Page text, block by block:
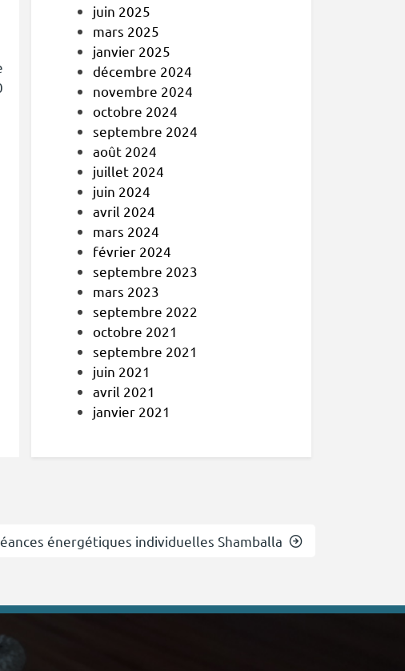
juin 2025
mars 2025
janvier 2025
décembre 2024
novembre 2024
octobre 2024
septembre 2024
août 2024
juillet 2024
juin 2024
avril 2024
mars 2024
février 2024
septembre 2023
mars 2023
septembre 2022
octobre 2021
septembre 2021
juin 2021
avril 2021
janvier 2021
énergétiques individuelles Shamballa